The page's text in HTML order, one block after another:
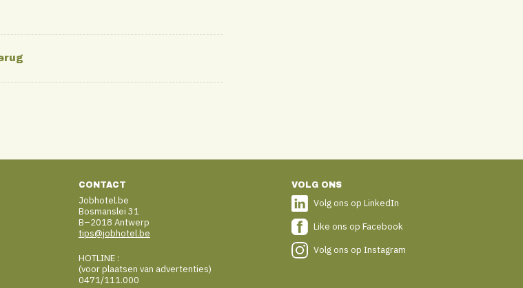
CONTACT
Jobhotel.be
Bosmanslei 31
B–2018 Antwerp
tips@jobhotel.be
HOTLINE :
(voor plaatsen van advertenties)
0471/111.000
VOLG ONS
Volg ons op LinkedIn
Like ons op Facebook
Volg ons op Instagram